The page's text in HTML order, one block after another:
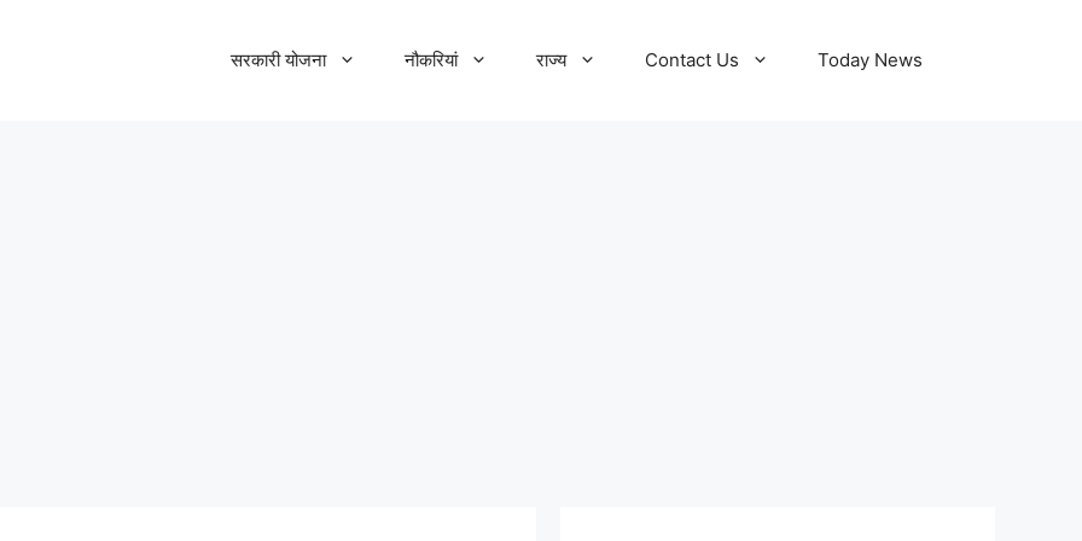
सरकारी योजना नौकरियां राज्य Contact Us Today News